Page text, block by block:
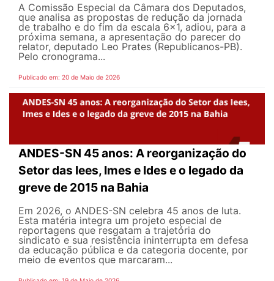
A Comissão Especial da Câmara dos Deputados,
que analisa as propostas de redução da jornada
de trabalho e do fim da escala 6x1, adiou, para a
próxima semana, a apresentação do parecer do
relator, deputado Leo Prates (Republicanos-PB).
Pelo cronograma...
Publicado em: 20 de Maio de 2026
ANDES-SN 45 anos: A reorganização do
Setor das Iees, Imes e Ides e o legado da
greve de 2015 na Bahia
Em 2026, o ANDES-SN celebra 45 anos de luta.
Esta matéria integra um projeto especial de
reportagens que resgatam a trajetória do
sindicato e sua resistência ininterrupta em defesa
da educação pública e da categoria docente, por
meio de eventos que marcaram...